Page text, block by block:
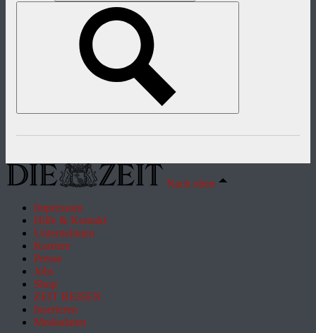
Nach oben
Impressum
Hilfe & Kontakt
Unternehmen
Karriere
Presse
Jobs
Shop
ZEIT REISEN
Inserieren
Mediadaten